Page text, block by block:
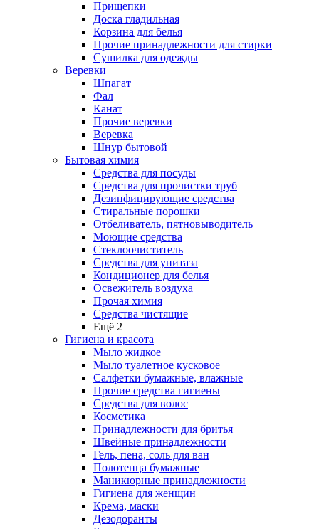
Прищепки
Доска гладильная
Корзина для белья
Прочие принадлежности для стирки
Сушилка для одежды
Веревки
Шпагат
Фал
Канат
Прочие веревки
Веревка
Шнур бытовой
Бытовая химия
Средства для посуды
Средства для прочистки труб
Дезинфицирующие средства
Стиральные порошки
Отбеливатель, пятновыводитель
Моющие средства
Стеклоочиститель
Средства для унитаза
Кондиционер для белья
Освежитель воздуха
Прочая химия
Средства чистящие
Ещё 2
Гигиена и красота
Мыло жидкое
Мыло туалетное кусковое
Салфетки бумажные, влажные
Прочие средства гигиены
Средства для волос
Косметика
Принадлежности для бритья
Швейные принадлежности
Гель, пена, соль для ван
Полотенца бумажные
Маникюрные принадлежности
Гигиена для женщин
Крема, маски
Дезодоранты